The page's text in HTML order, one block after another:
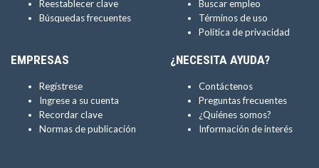
Reestablecer clave
Búsquedas frecuentes
Buscar empleo
Términos de uso
Política de privacidad
EMPRESAS
Regístrese
Ingrese a su cuenta
Recordar clave
Normas de publicación
¿NECESITA AYUDA?
Contáctenos
Preguntas frecuentes
¿Quiénes somos?
Información de interés